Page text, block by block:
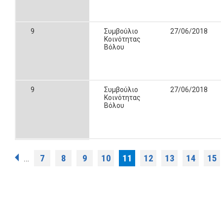
9
Συμβούλιο
Κοινότητας
Βόλου
27/06/2018
9
Συμβούλιο
Κοινότητας
Βόλου
27/06/2018
Σελίδες
… 7 8 9 10 11 12 13 14 15